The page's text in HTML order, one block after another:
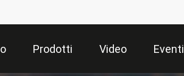
Prodotti Video Eventi